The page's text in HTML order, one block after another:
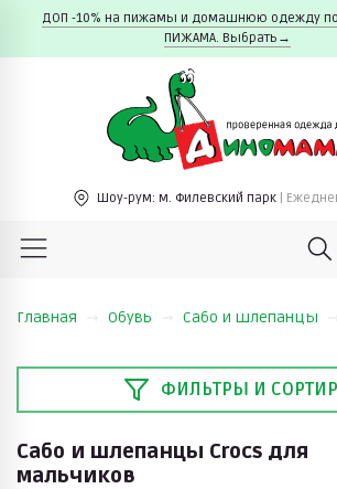
ДОП -10% на пижамы и домашнюю одежду
ПИЖАМА. Выбрать→
Шоу-рум: м. Филевский парк |
Главная Обувь Сабо и шлепанцы
ФИЛЬТРЫ И
Сабо и шлепанцы Crocs для
мальчиков